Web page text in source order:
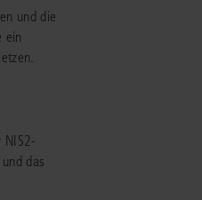
und die
ein
NIS2-
das